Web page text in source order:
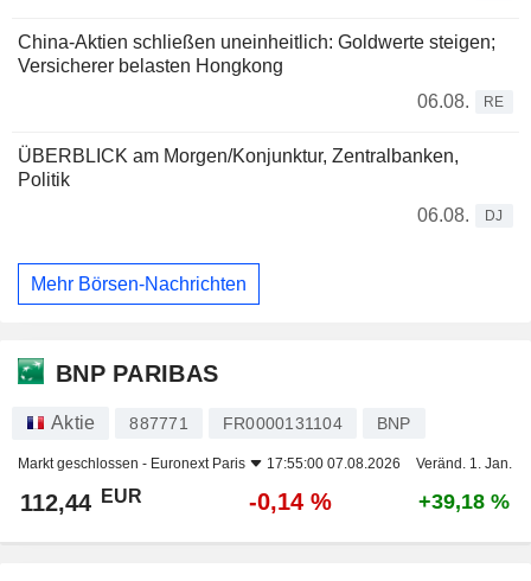
China-Aktien schließen uneinheitlich: Goldwerte steigen;
Versicherer belasten Hongkong
06.08.
RE
ÜBERBLICK am Morgen/Konjunktur, Zentralbanken,
Politik
06.08.
DJ
Mehr Börsen-Nachrichten
BNP PARIBAS
Aktie 887771 FR0000131104 BNP
Markt geschlossen - Euronext Paris 17:55:00 07.08.2026 Veränd. 1. Jan.
112,44 EUR -0,14 % +39,18 %